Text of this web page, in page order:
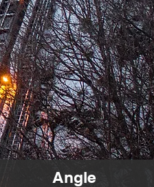
Angle